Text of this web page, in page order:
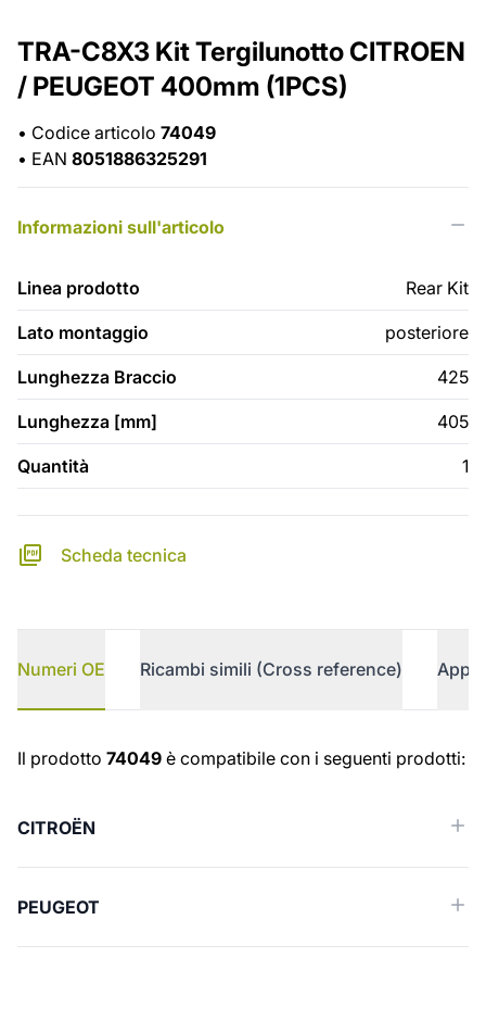
TRA-C8X3 Kit Tergilunotto CITROEN
/ PEUGEOT 400mm (1PCS)
• Codice articolo 74049
• EAN 8051886325291
Informazioni sull'articolo
Linea prodotto Rear Kit
Lato montaggio posteriore
Lunghezza Braccio 425
Lunghezza [mm] 405
Quantità 1
Scheda tecnica
Numeri OE Ricambi simili (Cross reference)
Numeri OE
Il prodotto 74049 è compatibile con i seguenti prodotti:
CITROËN
PEUGEOT